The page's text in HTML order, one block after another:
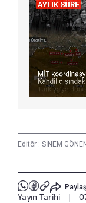
Editör : SİNEM GÖNEN
Paylaş
Yayın Tarihi